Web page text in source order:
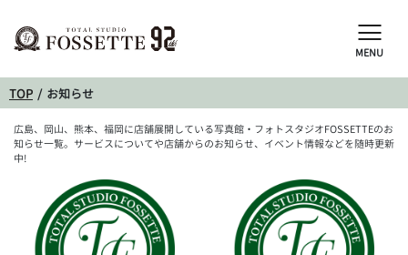
MENU
TOP お知らせ
広島、岡山、熊本、福岡に店舗展開している写真館・フォトスタジオFOSSETTEのお
知らせ一覧。サービスについてや店舗からのお知らせ、イベント情報などを随時更新
中!